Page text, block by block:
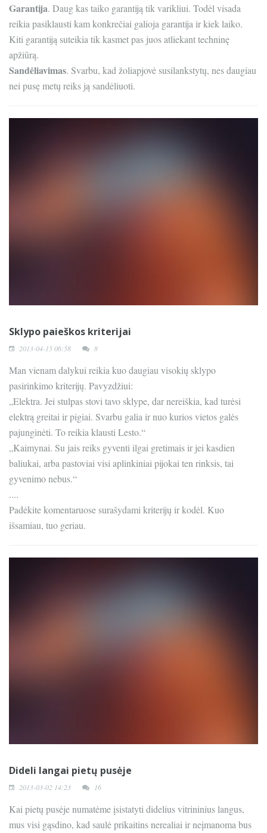
Garantija. Daug kas taiko garantiją tik varikliui. Todėl visada
reikia pasiklausti kam konkrečiai galioja garantija ir kiek laiko.
Kiti garantiją suteikia tik kasmet pas juos atliekant techninę
apžiūrą.
Sandėliavimas. Svarbu, kad žoliapjovė susilankstytų, nes daugiau
nei pusę metų reiks ją sandėliuoti.
Sklypo paieškos kriterijai
2013-04-15 06:58 8
Man vienam dalykui reikia kuo daugiau visokių sklypo
pasirinkimo kriterijų. Pavyzdžiui:
„Elektra. Jei stulpas stovi tavo sklype, dar nereiškia, kad turėsi
elektrą greitai ir pigiai. Svarbu galia ir nuo kurios vietos galės
pajunginėti. To reikia klausti Lesto.“
„Kaimynai. Su jais reiks gyventi ilgai gretimais ir jei kasdien
baliukai, arba pastoviai visi aplinkiniai pijokai ten rinksis, tai
gyvenimo nebus.“
....
Padėkite komentaruose surašydami kriterijų ir kodėl. Kuo
išsamiau, tuo geriau.
Dideli langai pietų pusėje
2013-03-02 14:23 16
Kai pietų pusėje numatėme įsistatyti didelius vitrininius langus,
mus visi gąsdino, kad saulė prikaitins nerealiai ir neįmanoma bus